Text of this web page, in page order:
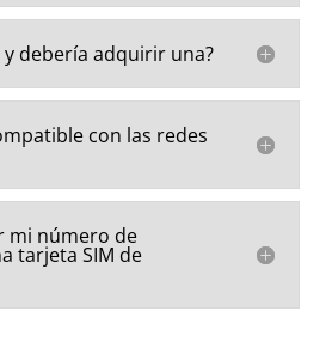
y debería adquirir una?
con las redes
mi número de
tarjeta SIM de